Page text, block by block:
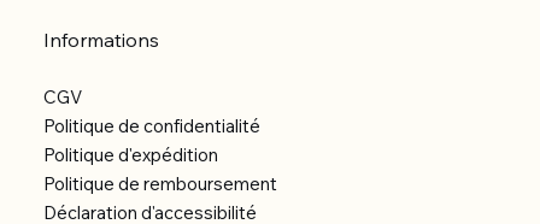
Informations
CGV
Politique de confidentialité
Politique d'expédition
Politique de remboursement
Déclaration d'accessibilité